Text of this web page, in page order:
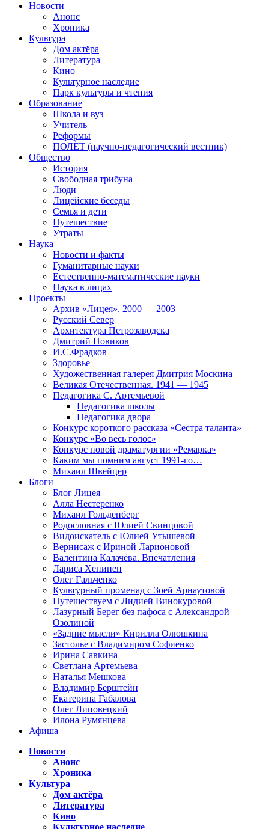
Новости
Анонс
Хроника
Культура
Дом актёра
Литература
Кино
Культурное наследие
Парк культуры и чтения
Образование
Школа и вуз
Учитель
Реформы
ПОЛЁТ (научно-педагогический вестник)
Общество
История
Свободная трибуна
Люди
Лицейские беседы
Семья и дети
Путешествие
Утраты
Наука
Новости и факты
Гуманитарные науки
Естественно-математические науки
Наука в лицах
Проекты
Архив «Лицея». 2000 — 2003
Русский Север
Архитектура Петрозаводска
Дмитрий Новиков
И.С.Фрадков
Здоровье
Художественная галерея Дмитрия Москина
Великая Отечественная. 1941 — 1945
Педагогика С. Артемьевой
Педагогика школы
Педагогика двора
Конкурс короткого рассказа «Сестра таланта»
Конкурс «Во весь голос»
Конкурс новой драматургии «Ремарка»
Каким мы помним август 1991-го…
Михаил Швейцер
Блоги
Блог Лицея
Алла Нестеренко
Михаил Гольденберг
Родословная с Юлией Свинцовой
Видоискатель с Юлией Утышевой
Вернисаж с Ириной Ларионовой
Валентина Калачёва. Впечатления
Лариса Хенинен
Олег Гальченко
Культурный променад с Зоей Арнаутовой
Путешествуем с Лидией Винокуровой
Лазурный Берег без пафоса с Александрой
Озолиной
«Задние мысли» Кирилла Олюшкина
Застолье с Владимиром Софиенко
Ирина Савкина
Светлана Артемьева
Наталья Мешкова
Владимир Берштейн
Екатерина Габалова
Олег Липовецкий
Илона Румянцева
Афиша
Новости
Анонс
Хроника
Культура
Дом актёра
Литература
Кино